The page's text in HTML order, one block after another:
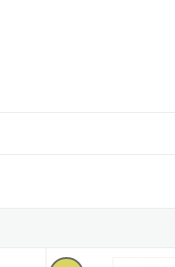
4600W Monofásico
Pramac PX4000 -